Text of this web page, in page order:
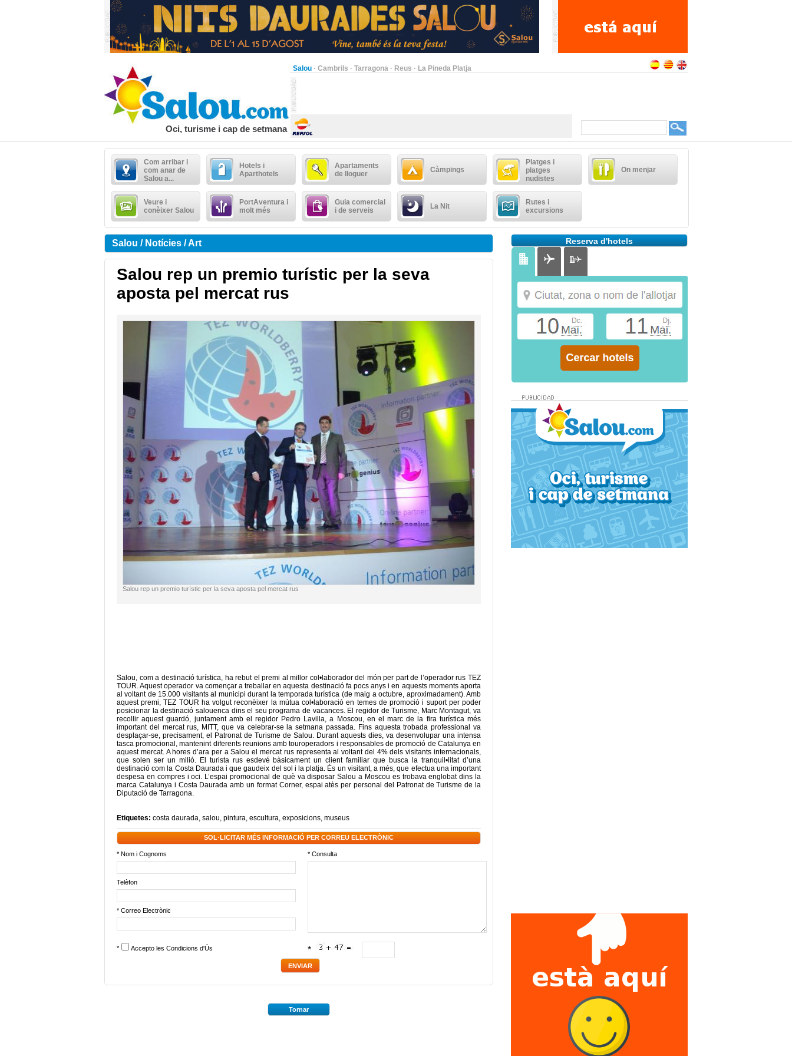
Salou · Cambrils · Tarragona · Reus · La Pineda Platja
Oci, turisme i cap de setmana
Com arribar i
com anar de
Salou a...
Hotels i
Aparthotels
Apartaments
de lloguer
Càmpings
Platges i
platges
nudistes
On menjar
Veure i
conèixer Salou
PortAventura i
molt més
Guia comercial
i de serveis
La Nit
Rutes i
excursions
Salou / Notícies / Art
Salou rep un premio turístic per la seva
aposta pel mercat rus
Salou rep un premio turístic per la seva aposta pel mercat rus
Salou, com a destinació turística, ha rebut el premi al millor col•laborador del món per part de l’operador rus TEZ
TOUR. Aquest operador va començar a treballar en aquesta destinació fa pocs anys i en aquests moments aporta
al voltant de 15.000 visitants al municipi durant la temporada turística (de maig a octubre, aproximadament). Amb
aquest premi, TEZ TOUR ha volgut reconèixer la mútua col•laboració en temes de promoció i suport per poder
posicionar la destinació salouenca dins el seu programa de vacances. El regidor de Turisme, Marc Montagut, va
recollir aquest guardó, juntament amb el regidor Pedro Lavilla, a Moscou, en el marc de la fira turística més
important del mercat rus, MITT, que va celebrar-se la setmana passada. Fins aquesta trobada professional va
desplaçar-se, precisament, el Patronat de Turisme de Salou. Durant aquests dies, va desenvolupar una intensa
tasca promocional, mantenint diferents reunions amb touroperadors i responsables de promoció de Catalunya en
aquest mercat. A hores d’ara per a Salou el mercat rus representa al voltant del 4% dels visitants internacionals,
que solen ser un milió. El turista rus esdevé bàsicament un client familiar que busca la tranquil•litat d’una
destinació com la Costa Daurada i que gaudeix del sol i la platja. És un visitant, a més, que efectua una important
despesa en compres i oci. L’espai promocional de què va disposar Salou a Moscou es trobava englobat dins la
marca Catalunya i Costa Daurada amb un format Corner, espai atès per personal del Patronat de Turisme de la
Diputació de Tarragona.
Etiquetes: costa daurada, salou, pintura, escultura, exposicions, museus
SOL·LICITAR MÉS INFORMACIÓ PER CORREU ELECTRÒNIC
* Nom i Cognoms * Consulta
Telèfon
* Correo Electrònic
* Accepto les Condicions d'Ús *
Tornar
Reserva d'hotels